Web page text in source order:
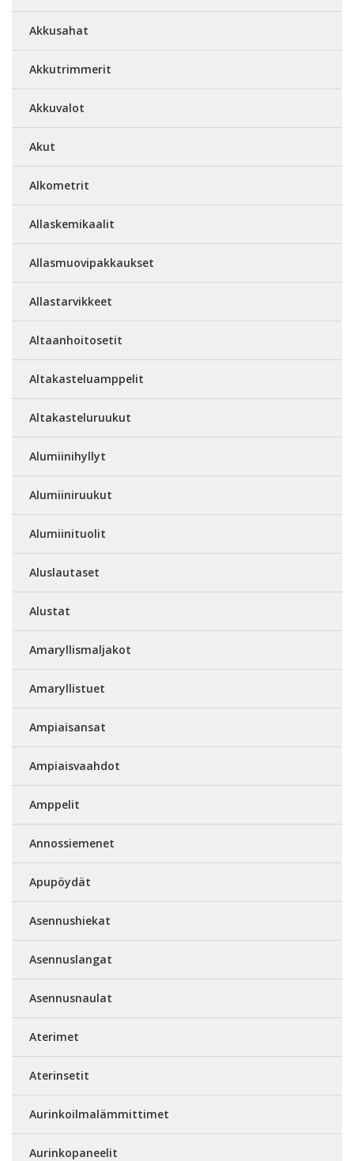
Akkusahat
Akkutrimmerit
Akkuvalot
Akut
Alkometrit
Allaskemikaalit
Allasmuovipakkaukset
Allastarvikkeet
Altaanhoitosetit
Altakasteluamppelit
Altakasteluruukut
Alumiinihyllyt
Alumiiniruukut
Alumiinituolit
Aluslautaset
Alustat
Amaryllismaljakot
Amaryllistuet
Ampiaisansat
Ampiaisvaahdot
Amppelit
Annossiemenet
Apupöydät
Asennushiekat
Asennuslangat
Asennusnaulat
Aterimet
Aterinsetit
Aurinkoilmalämmittimet
Aurinkopaneelit